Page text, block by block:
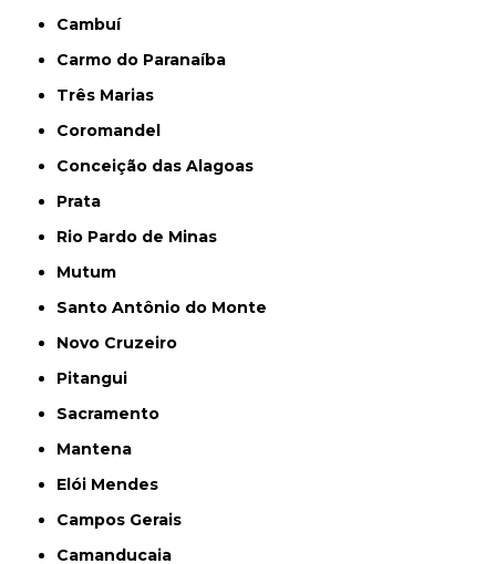
Cambuí
Carmo do Paranaíba
Três Marias
Coromandel
Conceição das Alagoas
Prata
Rio Pardo de Minas
Mutum
Santo Antônio do Monte
Novo Cruzeiro
Pitangui
Sacramento
Mantena
Elói Mendes
Campos Gerais
Camanducaia